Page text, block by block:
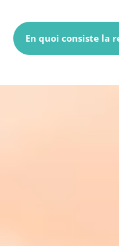
En quoi consiste la